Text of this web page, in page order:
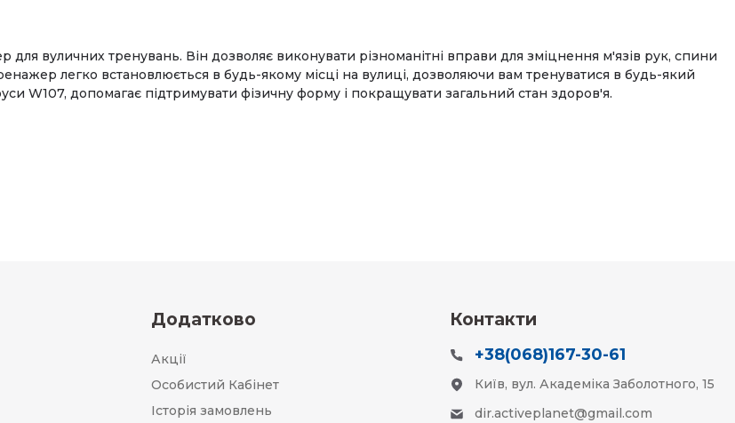
вуличних тренувань. Він дозволяє виконувати різноманітні вправи для зміцнення м'язів рук, спини
легко встановлюється в будь-якому місці на вулиці, дозволяючи вам тренуватися в будь-який
W107, допомагає підтримувати фізичну форму і покращувати загальний стан здоров'я.
Додатково
Акції
Особистий Кабінет
Історія замовлень
Контакти
+38(068)167-30-61
Київ, вул. Академіка Заболотного, 15
dir.activeplanet@gmail.com